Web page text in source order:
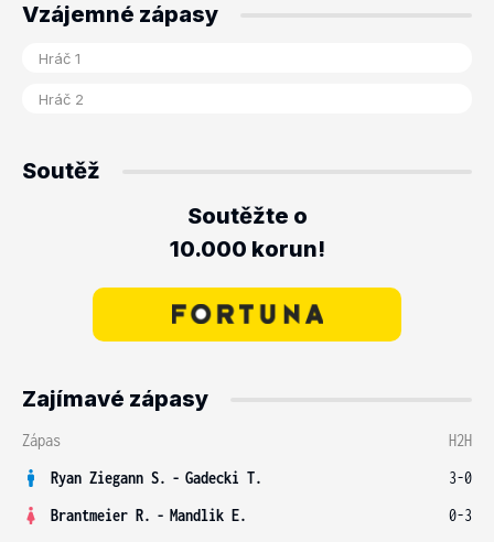
Vzájemné zápasy
Soutěž
Soutěžte o
10.000 korun!
Zajímavé zápasy
Zápas
H2H
Ryan Ziegann S. - Gadecki T.
3-0
Brantmeier R. - Mandlik E.
0-3